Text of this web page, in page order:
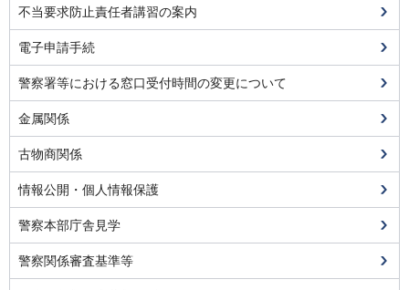
不当要求防止責任者講習の案内
電子申請手続
警察署等における窓口受付時間の変更について
金属関係
古物商関係
情報公開・個人情報保護
警察本部庁舎見学
警察関係審査基準等